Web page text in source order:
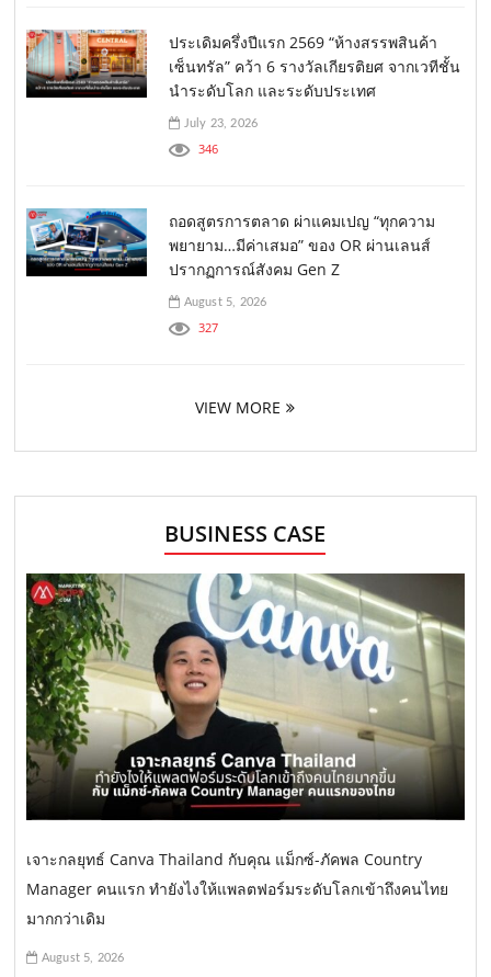
ประเดิมครึ่งปีแรก 2569 “ห้างสรรพสินค้า
เซ็นทรัล” คว้า 6 รางวัลเกียรติยศ จากเวทีชั้น
นำระดับโลก และระดับประเทศ
July 23, 2026
346
ถอดสูตรการตลาด ผ่าแคมเปญ “ทุกความ
พยายาม…มีค่าเสมอ” ของ OR ผ่านเลนส์
ปรากฏการณ์สังคม Gen Z
August 5, 2026
327
VIEW MORE
BUSINESS CASE
เจาะกลยุทธ์ Canva Thailand กับคุณ แม็กซ์-ภัคพล Country
Manager คนแรก ทำยังไงให้แพลตฟอร์มระดับโลกเข้าถึงคนไทย
มากกว่าเดิม
August 5, 2026